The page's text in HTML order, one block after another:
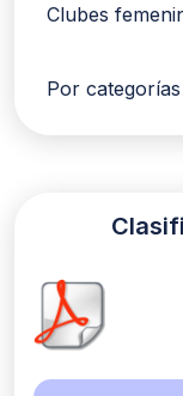
Clubes
Por categorías